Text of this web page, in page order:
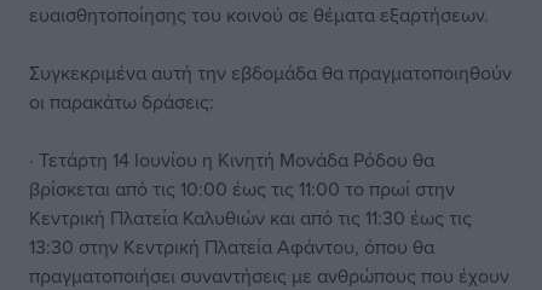
ευαισθητοποίησης του κοινού σε θέματα εξαρτήσεων.
Συγκεκριμένα αυτή την εβδομάδα θα πραγματοποιηθούν
οι παρακάτω δράσεις:
· Τετάρτη 14 Ιουνίου η Κινητή Μονάδα Ρόδου θα
βρίσκεται από τις 10:00 έως τις 11:00 το πρωί στην
Κεντρική Πλατεία Καλυθιών και από τις 11:30 έως τις
13:30 στην Κεντρική Πλατεία Αφάντου, όπου θα
πραγματοποιήσει συναντήσεις με ανθρώπους που έχουν